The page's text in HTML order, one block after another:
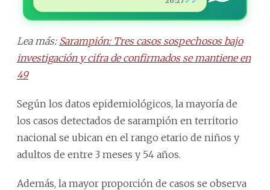
Lea más: Sarampión: Tres casos sospechosos bajo
investigación y cifra de confirmados se mantiene en
49
Según los datos epidemiológicos, la mayoría de
los casos detectados de sarampión en territorio
nacional se ubican en el rango etario de niños y
adultos de entre 3 meses y 54 años.
Además, la mayor proporción de casos se observa